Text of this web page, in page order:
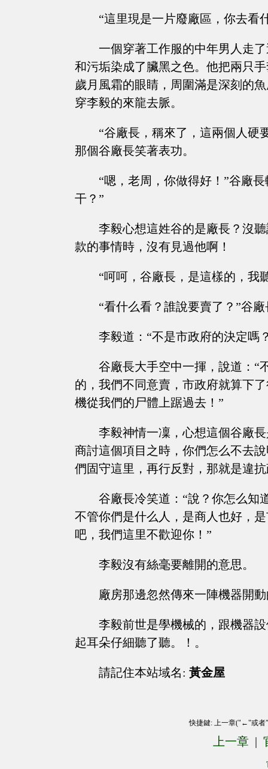
“這里現是一片廢廠區，你去看
一個穿著工作服的中年男人走
和污垢染成了臟黑之色。他把兩只
歲月風霜的眼睛，周圍滿是深刻的
穿李毅的來龍去脈。
“谷廠長，稱來了，這兩個人硬
那個谷廠長笑著表功。
“嗯，老周，你做得好！”谷廠
干？”
李毅心想這姓谷的是廠長？沒
款的事情時，沒有見過他啊！
“呵呵，谷廠長，是這樣的，我
“看什么看？誰說要賣了？”谷
李毅道：“不是市政府的決定嗎
谷廠長大手空中一揮，說道：“
的，我們不同意賣，市政府就算下
機從我們的尸體上踞過去！”
李毅神情一凜，心想這個谷廠
商討這個項目之時，你們怎么不去
們固守這里，再行反對，那就是違
谷廠長冷笑道：“說？你怎么知
不管你們是什么人，是商人也好，
吧，我們這里不歡迎你！”
李毅沒有絲毫要離開的意思。
廠房那邊忽然傳來一陣機器開
李毅前世是學機械的，跟機器
起耳朵仔細聽了聽。！。
請記住本站域名: 黃金屋
快捷鍵: 上一章("←"或
上一章 |